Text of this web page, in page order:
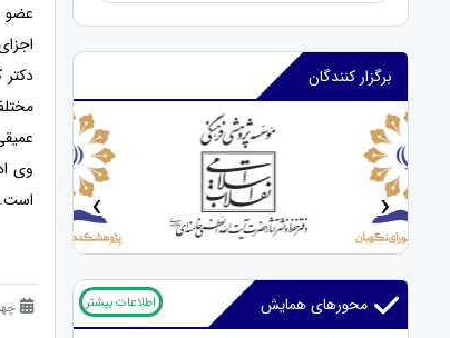
برگزار کنندگان
‹ ›
محورهای همایش اطلاعات بیشتر
عضو
وی
است.
چهارشنبه